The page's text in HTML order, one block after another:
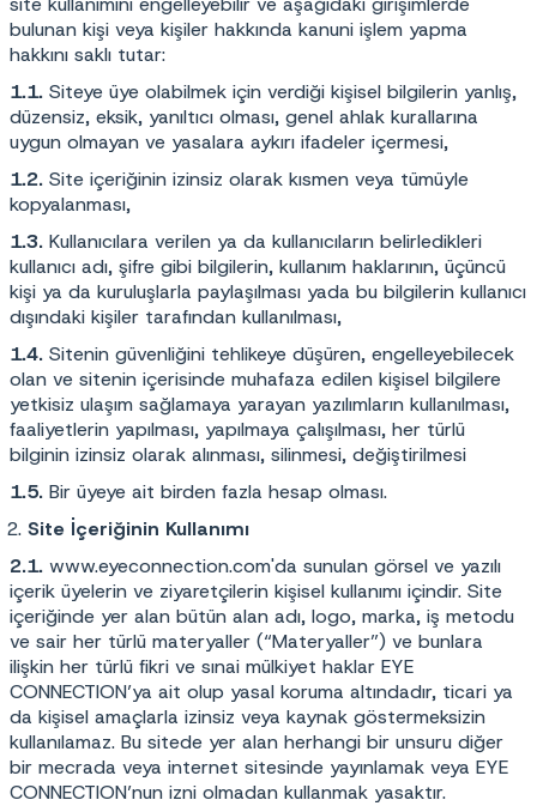
bulunan kişi veya kişiler hakkında kanuni işlem yapma
hakkını saklı tutar:
1.1. Siteye üye olabilmek için verdiği kişisel bilgilerin yanlış,
düzensiz, eksik, yanıltıcı olması, genel ahlak kurallarına
uygun olmayan ve yasalara aykırı ifadeler içermesi,
1.2. Site içeriğinin izinsiz olarak kısmen veya tümüyle
kopyalanması,
1.3. Kullanıcılara verilen ya da kullanıcıların belirledikleri
kullanıcı adı, şifre gibi bilgilerin, kullanım haklarının, üçüncü
kişi ya da kuruluşlarla paylaşılması yada bu bilgilerin kullanıcı
dışındaki kişiler tarafından kullanılması,
1.4. Sitenin güvenliğini tehlikeye düşüren, engelleyebilecek
olan ve sitenin içerisinde muhafaza edilen kişisel bilgilere
yetkisiz ulaşım sağlamaya yarayan yazılımların kullanılması,
faaliyetlerin yapılması, yapılmaya çalışılması, her türlü
bilginin izinsiz olarak alınması, silinmesi, değiştirilmesi
1.5. Bir üyeye ait birden fazla hesap olması.
Site İçeriğinin Kullanımı
2.1. www.eyeconnection.com'da sunulan görsel ve yazılı
içerik üyelerin ve ziyaretçilerin kişisel kullanımı içindir. Site
içeriğinde yer alan bütün alan adı, logo, marka, iş metodu
ve sair her türlü materyaller (“Materyaller”) ve bunlara
ilişkin her türlü fikri ve sınai mülkiyet haklar EYE
CONNECTION’ya ait olup yasal koruma altındadır, ticari ya
da kişisel amaçlarla izinsiz veya kaynak göstermeksizin
kullanılamaz. Bu sitede yer alan herhangi bir unsuru diğer
bir mecrada veya internet sitesinde yayınlamak veya EYE
CONNECTION’nun izni olmadan kullanmak yasaktır.